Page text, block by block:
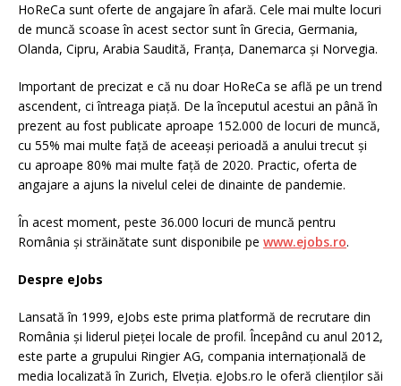
HoReCa sunt oferte de angajare în afară. Cele mai multe locuri
de muncă scoase în acest sector sunt în Grecia, Germania,
Olanda, Cipru, Arabia Saudită, Franța, Danemarca și Norvegia.
Important de precizat e că nu doar HoReCa se află pe un trend
ascendent, ci întreaga piață. De la începutul acestui an până în
prezent au fost publicate aproape 152.000 de locuri de muncă,
cu 55% mai multe față de aceeași perioadă a anului trecut și
cu aproape 80% mai multe față de 2020. Practic, oferta de
angajare a ajuns la nivelul celei de dinainte de pandemie.
În acest moment, peste 36.000 locuri de muncă pentru
România și străinătate sunt disponibile pe www.ejobs.ro.
Despre eJobs
Lansată în 1999, eJobs este prima platformă de recrutare din
România și liderul pieței locale de profil. Începând cu anul 2012,
este parte a grupului Ringier AG, compania internațională de
media localizată în Zurich, Elveția. eJobs.ro le oferă clienților săi